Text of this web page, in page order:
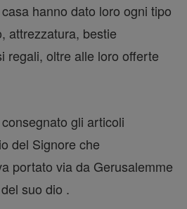
hanno dato loro ogni tipo
attrezzatura, bestie
regali, oltre alle loro offerte
gli articoli
del Signore che
portato via da Gerusalemme
suo dio .